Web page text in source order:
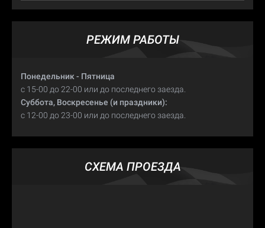
РЕЖИМ РАБОТЫ
Понедельник - Пятница
с 15-00 до 22-00 или до последнего заезда.
Суббота, Воскресенье (и праздники):
с 12-00 до 23-00 или до последнего заезда.
СХЕМА ПРОЕЗДА